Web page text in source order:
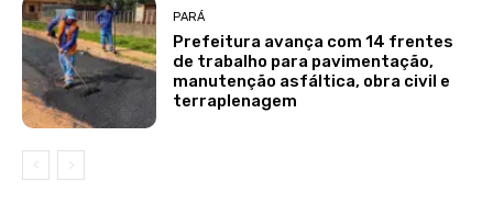
PARÁ
Prefeitura avança com 14 frentes
de trabalho para pavimentação,
manutenção asfáltica, obra civil e
terraplenagem